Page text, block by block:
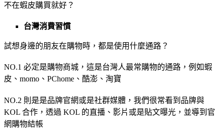
不在蝦皮購買就好？
台灣消費習慣
試想身邊的朋友在購物時，都是使用什麼通路？
NO.1 必定是購物商城，這是台灣人最常購物的通路，例如蝦
皮、momo、PChome、酷澎、淘寶
NO.2 則是是品牌官網或是社群媒體，我們很常看到品牌與
KOL 合作，透過 KOL 的直播、影片或是貼文曝光，並導到官
網購物結帳